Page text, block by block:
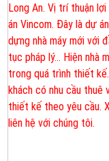
Long An. Vị trí thuận
án Vincom. Đây là dự
dựng nhà máy mới với
tục pháp lý... Hiện nhà
trong quá trình thiết
khách có nhu cầu thuê
thiết kế theo yêu cầu.
liên hệ với chúng tôi.